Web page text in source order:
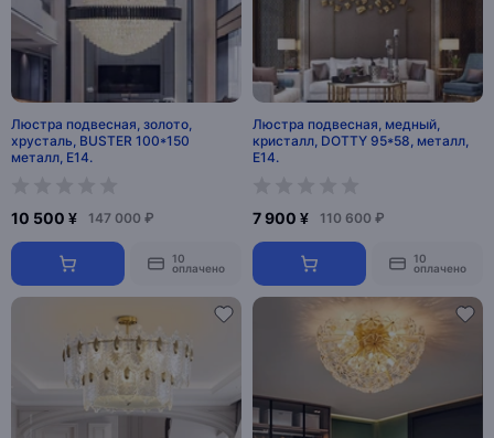
Люстра подвесная, золото,
хрусталь, BUSTER 100*150
металл, E14.
10 500 ¥ 147 000 ₽
10
оплачено
Люстра подвесная, медный,
кристалл, DOTTY 95*58, металл,
E14.
7 900 ¥ 110 600 ₽
10
оплачено